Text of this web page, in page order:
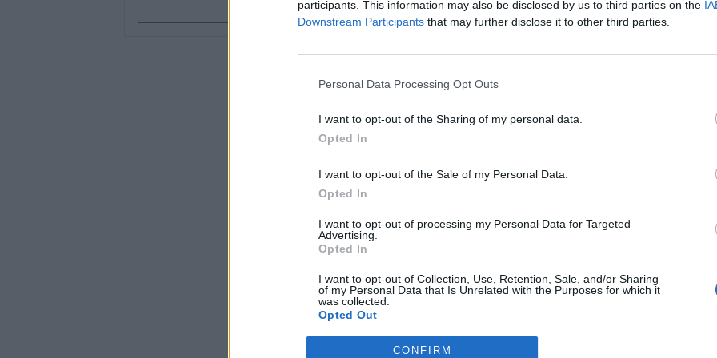
participants. This information may also be disclosed by us to third parties on the
Downstream Participants that may further disclose it to other third parties.
Personal Data Processing Opt Outs
I want to opt-out of the Sharing of my personal data.
Opted In
I want to opt-out of the Sale of my Personal Data.
Opted In
I want to opt-out of processing my Personal Data for Targeted
Advertising.
Opted In
I want to opt-out of Collection, Use, Retention, Sale, and/or Sharing
of my Personal Data that Is Unrelated with the Purposes for which it
was collected.
Opted Out
CONFIRM
20 GB
150 GB